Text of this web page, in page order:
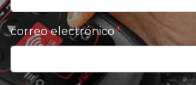
correo electrónico